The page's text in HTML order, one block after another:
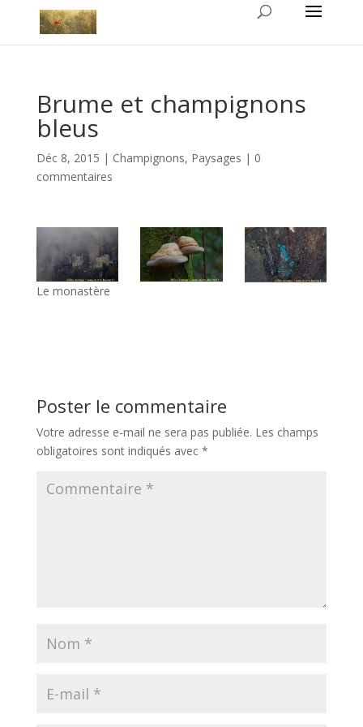
Brume et champignons
bleus
Déc 8, 2015 | Champignons, Paysages | 0
commentaires
Le monastère
Poster le commentaire
Votre adresse e-mail ne sera pas publiée. Les champs
obligatoires sont indiqués avec *